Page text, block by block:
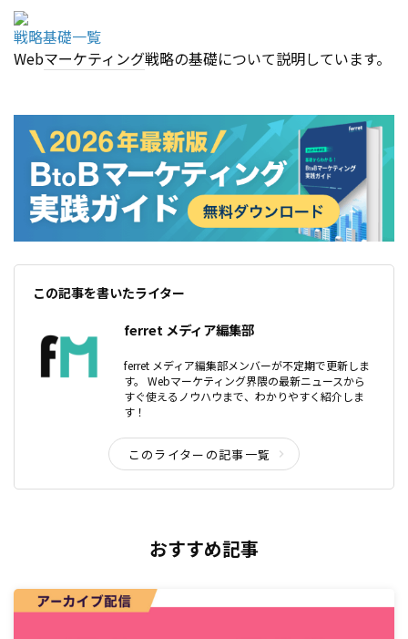
戦略基礎一覧
Webマーケティング戦略の基礎について説明しています。
この記事を書いたライター
ferret メディア編集部
ferret メディア編集部メンバーが不定期で更新しま
す。 Webマーケティング界隈の最新ニュースから
すぐ使えるノウハウまで、わかりやすく紹介しま
す！
このライターの記事一覧
おすすめ記事